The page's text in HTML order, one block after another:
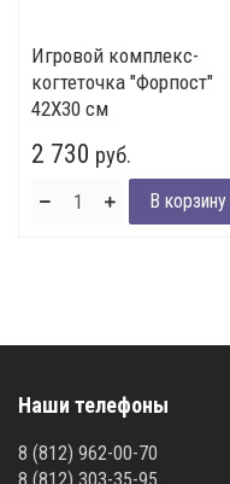
Игровой комплекс-
когтеточка "Форпост"
42X30 см
2 730 руб.
Наши телефоны
8 (812) 962-00-70